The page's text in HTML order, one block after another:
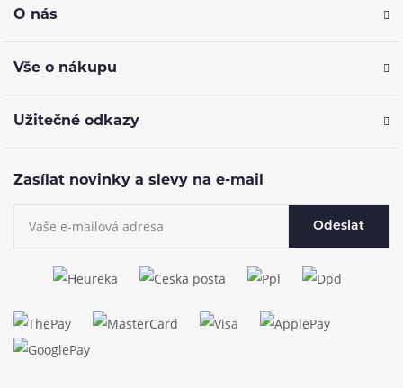
O nás
Vše o nákupu
Užitečné odkazy
Zasílat novinky a slevy na e-mail
Odeslat